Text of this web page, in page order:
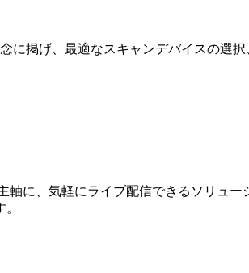
に掲げ、最適なスキャンデバイスの選
に、気軽にライブ配信できるソリュ